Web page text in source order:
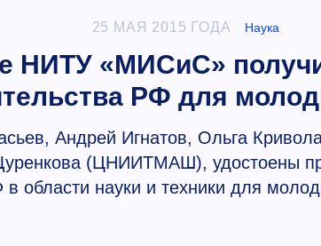
25 МАЯ 2015 ГОДА Наука
НИТУ «МИСиС»
РФ для
Андрей Игнатов, Ольга
(ЦНИИТМАШ), удостоены
в области науки и техники для